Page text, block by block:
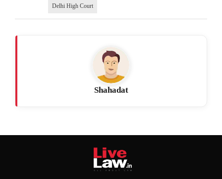
Delhi High Court
Shahadat